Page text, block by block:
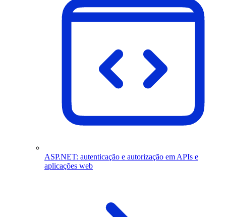
ASP.NET: autenticação e autorização em APIs e
aplicações web